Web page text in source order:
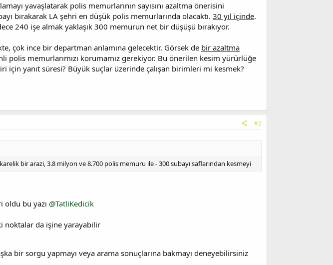
yavaşlatarak polis memurlarının sayısını azaltma önerisini
bırakarak LA şehri en düşük polis memurlarında olacaktı. 30 yıl içinde.
240 işe almak yaklaşık 300 memurun net bir düşüşü bırakıyor.
çok ince bir departman anlamına gelecektir. Görsek de bir azaltma
polis memurlarımızı korumamız gerekiyor. Bu önerilen kesim yürürlüğe
için yanıt süresi? Büyük suçlar üzerinde çalışan birimleri mi kesmek?
#2
bir arazi, 3.8 milyon ve 8.700 polis memuru ile - 300 subayı saflarından kesmeyi
oldu bu yazı @TatliKedicik
noktalar da işine yarayabilir
bir sorgu yapmayı veya arama sonuçlarına bakmayı deneyebilirsiniz